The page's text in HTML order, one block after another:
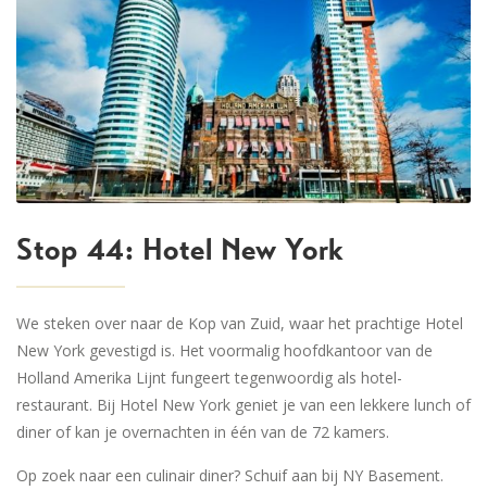
Stop 44: Hotel New York
We steken over naar de Kop van Zuid, waar het prachtige Hotel
New York gevestigd is. Het voormalig hoofdkantoor van de
Holland Amerika Lijnt fungeert tegenwoordig als hotel-
restaurant. Bij Hotel New York geniet je van een lekkere lunch of
diner of kan je overnachten in één van de 72 kamers.
Op zoek naar een culinair diner? Schuif aan bij NY Basement.